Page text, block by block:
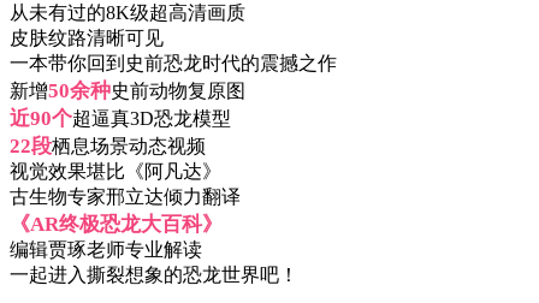
从未有过的8K级超高清画质
皮肤纹路清晰可见
一本带你回到史前恐龙时代的震撼之作
新增50余种史前动物复原图
近90个超逼真3D恐龙模型
22段栖息场景动态视频
视觉效果堪比《阿凡达》
古生物专家邢立达倾力翻译
《AR终极恐龙大百科》
编辑贾琢老师专业解读
一起进入撕裂想象的恐龙世界吧！